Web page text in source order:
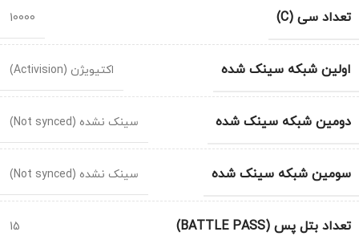
تعداد سی (C) 10000
اولین شبکه سینک شده اکتیویژن (Activision)
دومین شبکه سینک شده سینک نشده (Not synced)
سومین شبکه سینک شده سینک نشده (Not synced)
تعداد بتل پس (BATTLE PASS) 15